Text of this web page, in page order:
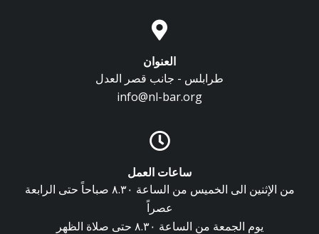
العنوان
طرابلس - جانب قصر العدل
info@nl-bar.org
ساعات العمل
من الإثنين الى الخميس من الساعة ٨.٣٠ صباحاً حتى الرابعة
عصراً
يوم الجمعة من الساعة ٨.٣٠ حتى صلاة الظهر